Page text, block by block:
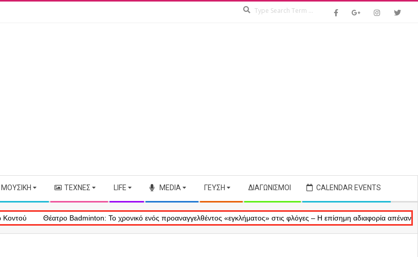
ΜΟΥΣΙΚΉ ΤΈΧΝΕΣ LIFE MEDIA ΓΕΎΣΗ ΔΙΑΓΩΝΙΣΜΟΊ CALENDAR EVENTS
Θέατρο Badminton: Το χρονικό ενός προαναγγελθέντος «εγκλήματος» στις φλόγες – Η επίσημη αδιαφορία απέναντι στις